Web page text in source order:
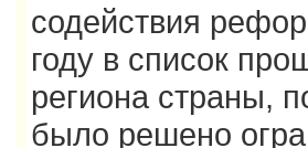
содействия
году в список
региона страны,
было решено